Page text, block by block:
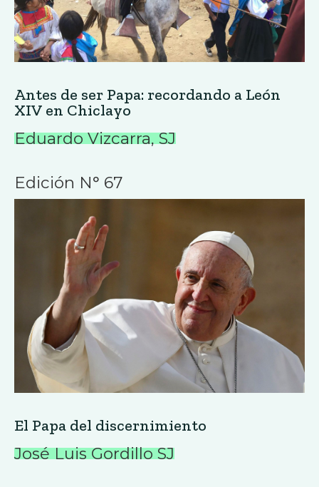
Antes de ser Papa: recordando a León
XIV en Chiclayo
Eduardo Vizcarra, SJ
Edición N° 67
El Papa del discernimiento
José Luis Gordillo SJ